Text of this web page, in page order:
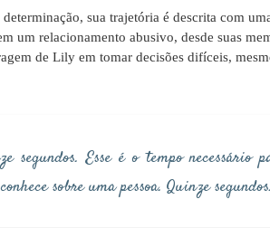
sua trajetória é descrita com
um relacionamento abusivo, desde suas
de Lily em tomar decisões difíceis,
segundos. Esse é o tempo
sobre uma pessoa. Quinze segundos.